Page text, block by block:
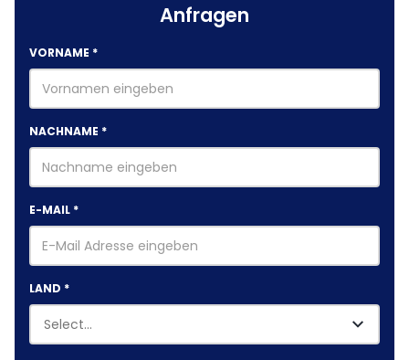
Anfragen
VORNAME *
NACHNAME *
E-MAIL *
LAND *